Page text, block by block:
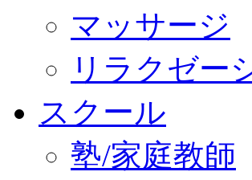
マッサージ
リラクゼー
スクール
塾/家庭教師